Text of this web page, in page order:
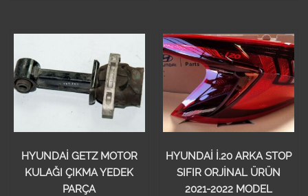
HYUNDAİ GETZ MOTOR
KULAĞI ÇIKMA YEDEK
PARÇA
HYUNDAİ İ.20 ARKA STOP
SIFIR ORJİNAL ÜRÜN
2021-2022 MODEL